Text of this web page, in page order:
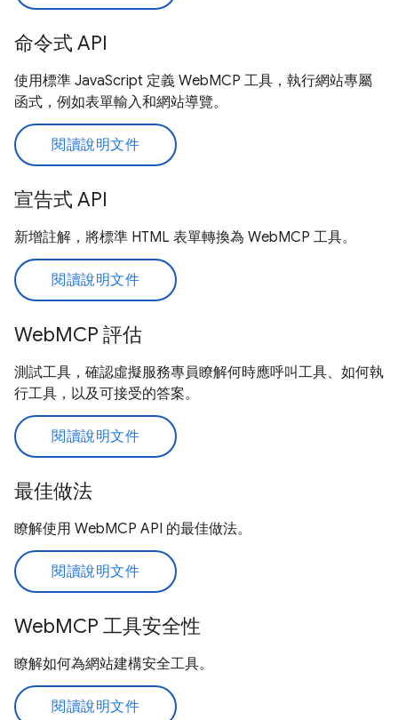
命令式 API
使用標準 JavaScript 定義 WebMCP 工具，執行網站專屬
函式，例如表單輸入和網站導覽。
閱讀說明文件
宣告式 API
新增註解，將標準 HTML 表單轉換為 WebMCP 工具。
閱讀說明文件
WebMCP 評估
測試工具，確認虛擬服務專員瞭解何時應呼叫工具、如何執
行工具，以及可接受的答案。
閱讀說明文件
最佳做法
瞭解使用 WebMCP API 的最佳做法。
閱讀說明文件
WebMCP 工具安全性
瞭解如何為網站建構安全工具。
閱讀說明文件